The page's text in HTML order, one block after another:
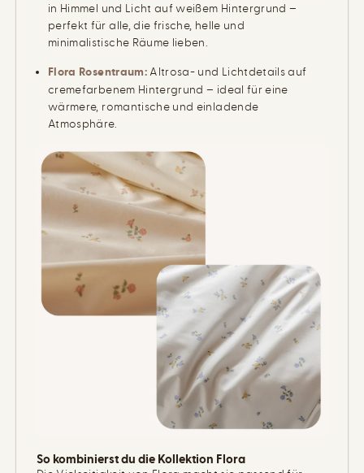
in Himmel und Licht auf weißem Hintergrund –
perfekt für alle, die frische, helle und
minimalistische Räume lieben.
Flora Rosentraum:Altrosa- und Lichtdetails auf
cremefarbenem Hintergrund – ideal für eine
wärmere, romantische und einladende
Atmosphäre.
So kombinierst du die Kollektion Flora